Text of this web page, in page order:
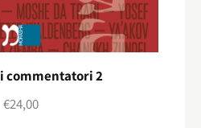
commentatori 2
€24,00